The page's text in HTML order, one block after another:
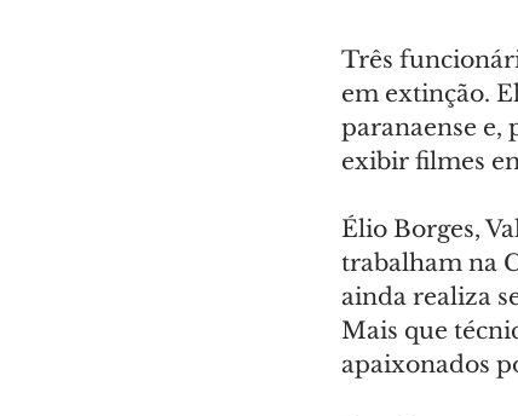
Três
em extinção.
paranaense e,
exibir filmes
Élio Borges,
trabalham na
ainda realiza
Mais que
apaixonados